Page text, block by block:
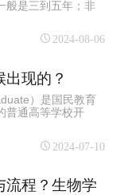
般是三到五年；非
2024-08-06
现的？
）是国民教育
普通高等学校开
2024-07-10
流程？生物学